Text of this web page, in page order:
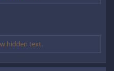
hidden text.